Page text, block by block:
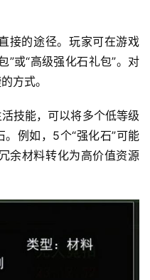
接的途径。玩家可在游戏
”或“高级强化石礼包”。对
方式。
活技能，可以将多个低等级
例如，5个“强化石”可能
余材料转化为高价值资源